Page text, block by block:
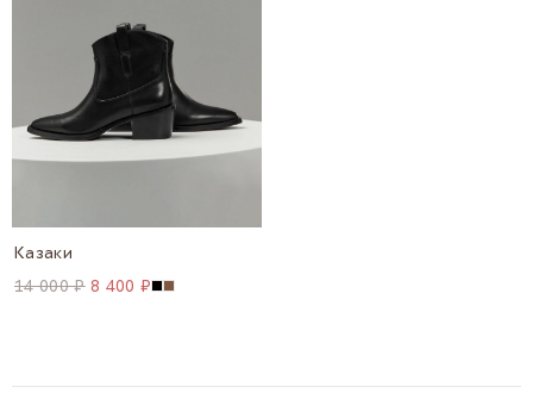
Казаки
14 000 ₽ 8 400 ₽